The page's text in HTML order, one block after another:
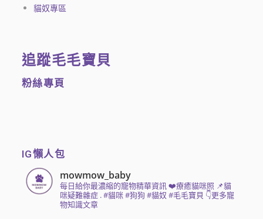
貓奴專區
追蹤毛毛寶貝
粉絲專頁
IG懶人包
mowmow_baby
每日給你最濃縮的寵物精華資訊❤️療癒貓咪照 📌貓
咪疑難雜症.#貓咪 #狗狗 #貓奴 #毛毛寶貝 👇更多寵
物知識文章